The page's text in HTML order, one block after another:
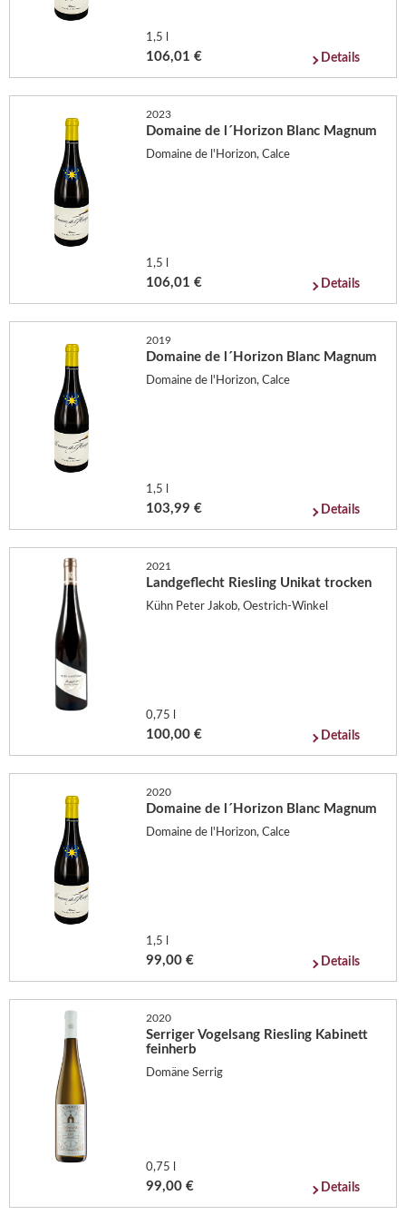
1,5 l
106,01 € Details
2023
Domaine de l´Horizon Blanc Magnum
Domaine de l'Horizon, Calce
1,5 l
106,01 € Details
2019
Domaine de l´Horizon Blanc Magnum
Domaine de l'Horizon, Calce
1,5 l
103,99 € Details
2021
Landgeflecht Riesling Unikat trocken
Kühn Peter Jakob, Oestrich-Winkel
0,75 l
100,00 € Details
2020
Domaine de l´Horizon Blanc Magnum
Domaine de l'Horizon, Calce
1,5 l
99,00 € Details
2020
Serriger Vogelsang Riesling Kabinett
feinherb
Domäne Serrig
0,75 l
99,00 € Details